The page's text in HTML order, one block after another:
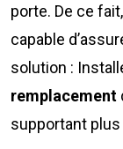
porte. De ce
capable
solution :
remplacement
supportant plus